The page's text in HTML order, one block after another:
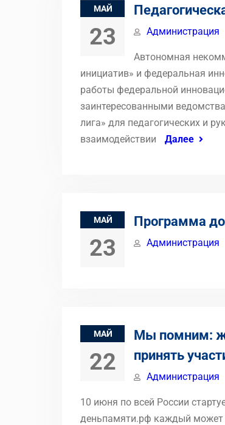
МАЙ
23 Администрация
Автономная
инициатив» и федеральная
работы федеральной
заинтересованными
лига» для педагогических и
взаимодействии
Далее
МАЙ
23
Программа
Администрация
МАЙ
22
Мы помним:
принять
Администрация
10 июня по всей России
деньпамяти.рф каждый может